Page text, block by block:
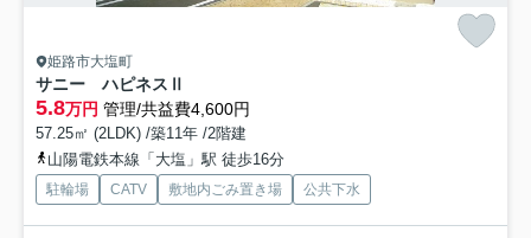
姫路市大塩町
サニー ハピネスⅡ
5.8万円 管理/共益費4,600円
57.25㎡ (2LDK) /築11年 /2階建
山陽電鉄本線「大塩」駅 徒歩16分
駐輪場 CATV 敷地内ごみ置き場 公共下水